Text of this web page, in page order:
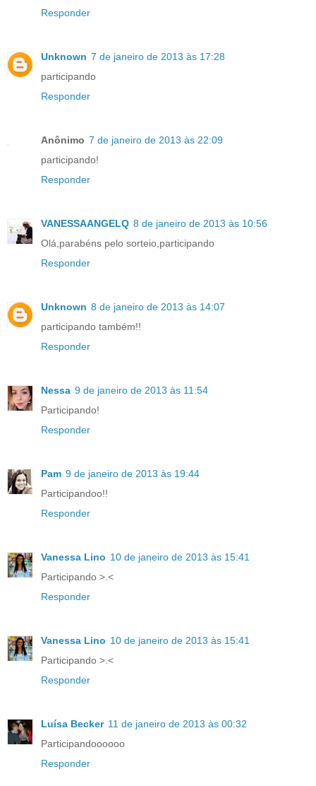
Responder
Unknown 7 de janeiro de 2013 às 17:28
participando
Responder
Anônimo 7 de janeiro de 2013 às 22:09
participando!
Responder
VANESSAANGELQ 8 de janeiro de 2013 às 10:56
Olá,parabéns pelo sorteio,participando
Responder
Unknown 8 de janeiro de 2013 às 14:07
participando também!!
Responder
Nessa 9 de janeiro de 2013 às 11:54
Participando!
Responder
Pam 9 de janeiro de 2013 às 19:44
Participandoo!!
Responder
Vanessa Lino 10 de janeiro de 2013 às 15:41
Participando >.<
Responder
Vanessa Lino 10 de janeiro de 2013 às 15:41
Participando >.<
Responder
Luísa Becker 11 de janeiro de 2013 às 00:32
Participandoooooo
Responder